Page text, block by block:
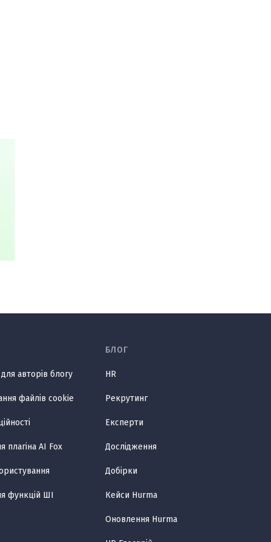
авторів блогу
файлів cookie
плагіна AI Fox
функцій ШІ
БЛОГ
HR
Рекрутинг
Експерти
Дослідження
Добірки
Кейси Hurma
Оновлення Hurma